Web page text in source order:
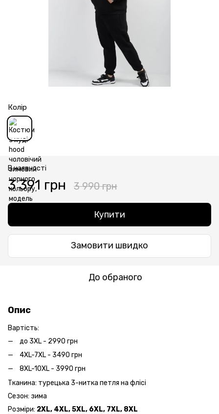
Колір
В наявності
3 391 грн 3 990 грн
Купити
Замовити швидко
До обраного
Опис
Вартість:
до 3XL - 2990 грн
4XL-7XL - 3490 грн
8XL-10XL - 3990 грн
Тканина: турецька 3-нитка петля на флісі
Сезон: зима
Розміри: 2XL, 4XL, 5XL, 6XL, 7XL, 8XL